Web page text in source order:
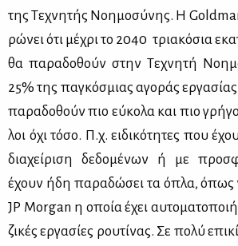
της Τε­χνη­τής Νοη­μο­σύ­νης. Η
ρώ­νει ότι μέ­χρι το 2040 τρια­κό­σια
θα πα­ρα­δο­θούν στην Τε­χνη­τή
25% της πα­γκό­σμιας αγο­ράς
πα­ρα­δο­θούν πιο εύ­κο­λα και πιο
λοι όχι τό­σο. Π.χ. ει­δι­κό­τη­τες που
δια­χεί­ρι­ση δε­δο­μέ­νων ή με
έχουν ήδη πα­ρα­δώ­σει τα όπλα, όπως
JP Morgan η οποία έχει
ζι­κές ερ­γα­σί­ες ρου­τί­νας. Σε πο­λύ